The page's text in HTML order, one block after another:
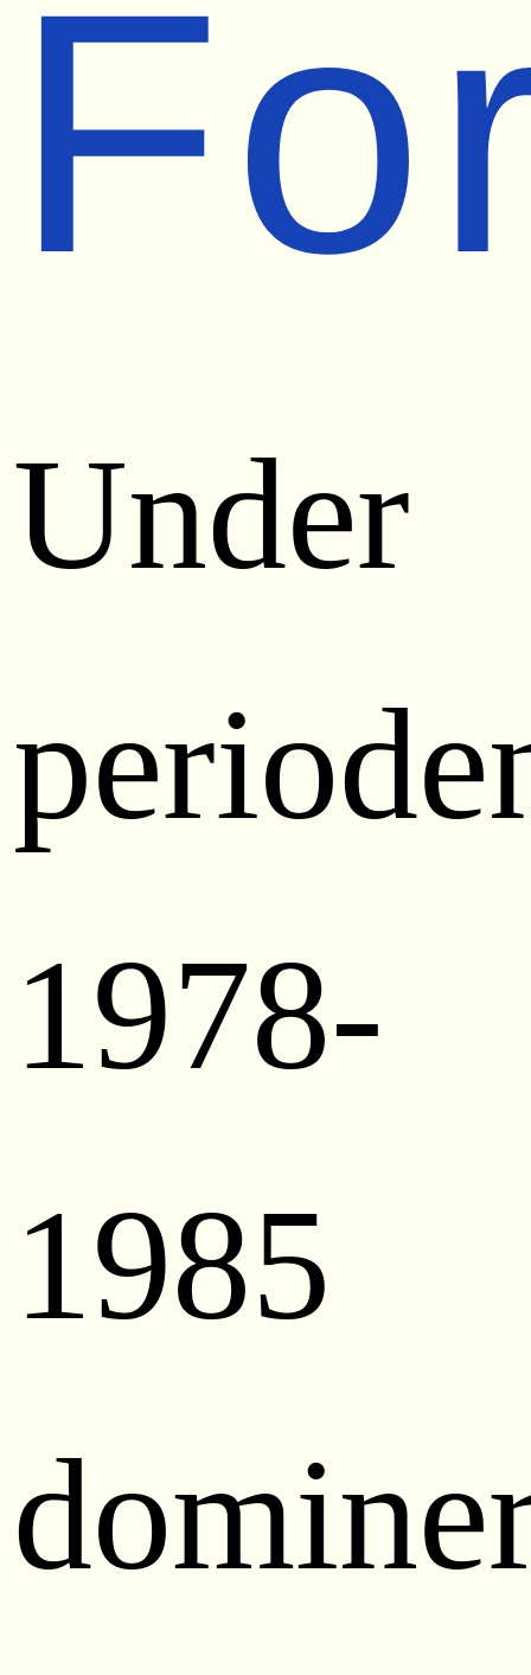
Under
1978-
1985